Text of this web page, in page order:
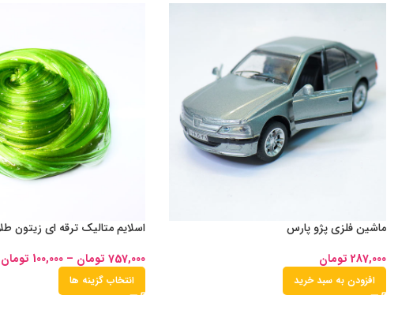
ماشین فلزی پژو پارس
287,000 تومان
افزودن به سبد خرید
اسلایم متالیک ترقه ای زیتون
757,000 تومان –
100,000 تومان
انتخاب گزینه ها